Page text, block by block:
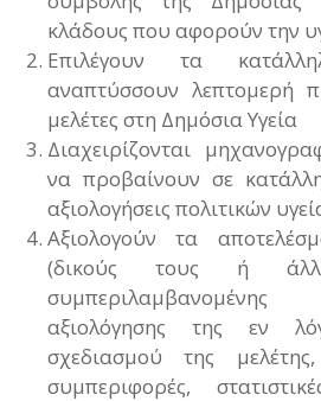
κλάδους που αφορούν την
Επιλέγουν τα
αναπτύσσουν λεπτομερή
μελέτες στη Δημόσια Υγεία
Διαχειρίζονται
να προβαίνουν σε
αξιολογήσεις πολιτικών
Αξιολογούν τα
(δικούς τους ή
αξιολόγησης της εν
σχεδιασμού της
συμπεριφορές,